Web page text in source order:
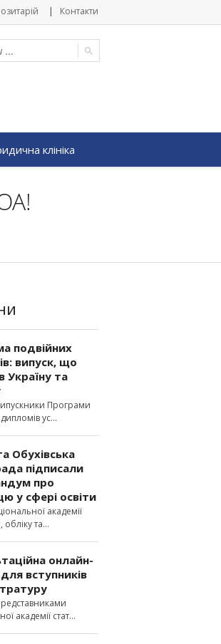
Контакти
клініка
подвійних
випуск, що
Україну та
Програми
ус
Обухівська
підписали
про
у сфері освіти
академії
обліку та
онлайн-
вступників
академії стат